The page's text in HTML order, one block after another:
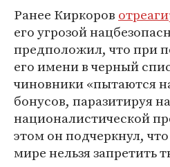
Ранее Киркоров
его угрозой
предположил, что при
его имени в черный
чиновники «пытаются
бонусов, паразитируя
националистической
этом он подчеркнул,
мире нельзя запретить